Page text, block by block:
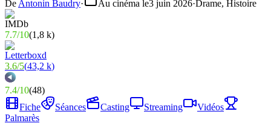
De Antonin Baudry· Au cinéma le3 juin 2026·Drame, Histoire
7.7/10(1,8 k)
3.6/5(43,2 k)
7.4/10(48)
Fiche
Séances Casting Streaming
Vidéos
Palmarès